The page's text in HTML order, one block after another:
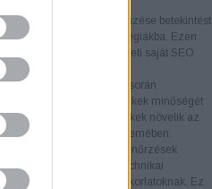
A versenytársak elemzése betekintést
trendekbe és sikeres stratégiákba. Ezen
felhasználásával fejlesztheti saját SEO
versenyelőnyhöz juthat.
A backlink elemzés során
a weboldalra mutató linkek minőségét
A kiváló minőségű linkek növelik az
a keresőmotorok szemében.
A technikai ellenőrzések
a weboldal minden technikai
megfeleljen a legjobb gyakorlatoknak. Ez